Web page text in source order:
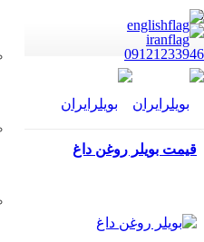
09121233946
قیمت بویلر روغن داغ